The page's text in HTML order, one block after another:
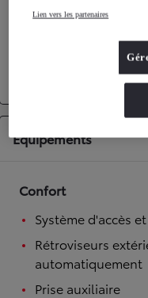
Équipements
Confort
Système d'accès
Rétroviseurs
automatiquement
Prise auxiliaire
Lien vers les partenaires